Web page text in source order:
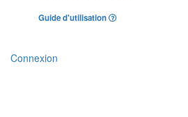
Guide d'utilisation
Connexion